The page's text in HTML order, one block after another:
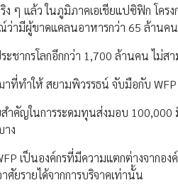
ริง ๆ แล้ว ในภูมิภาคเอเชียแปซิฟิก โค
ว่ามีผู้ขาดแคลนอาหารกว่า 65 ล้านค
ชากรโลกอีกกว่า 1,700 ล้านคน ไม่ส
าที่ทำให้ สยามพิวรรธน์ จับมือกับ
สำคัญในการระดมทุนส่งมอบ
ง
เป็นองค์กรที่มีความแตกต่างจากอ
ศัยรายได้จากการบริจาคเท่านั้น